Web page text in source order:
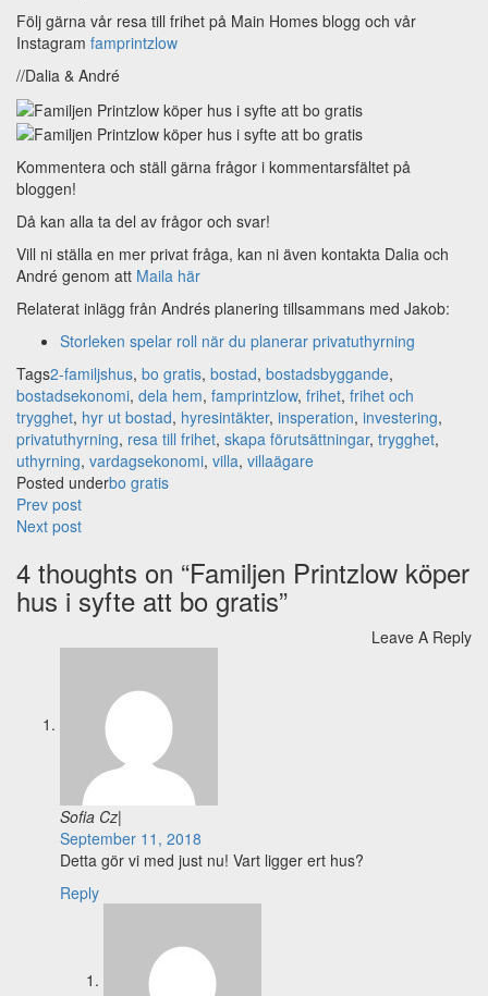
Följ gärna vår resa till frihet på Main Homes blogg och vår
Instagram famprintzlow
//Dalia & André
Kommentera och ställ gärna frågor i kommentarsfältet på
bloggen!
Då kan alla ta del av frågor och svar!
Vill ni ställa en mer privat fråga, kan ni även kontakta Dalia och
André genom att Maila här
Relaterat inlägg från Andrés planering tillsammans med Jakob:
Storleken spelar roll när du planerar privatuthyrning
Tags2-familjshus, bo gratis, bostad, bostadsbyggande,
bostadsekonomi, dela hem, famprintzlow, frihet, frihet och
trygghet, hyr ut bostad, hyresintäkter, insperation, investering,
privatuthyrning, resa till frihet, skapa förutsättningar, trygghet,
uthyrning, vardagsekonomi, villa, villaägare
Posted underbo gratis
Post
navigation
Prev post
Next post
4 thoughts on “Familjen Printzlow köper
hus i syfte att bo gratis”
Leave A Reply
Sofia Cz|
September 11, 2018
Detta gör vi med just nu! Vart ligger ert hus?
Reply